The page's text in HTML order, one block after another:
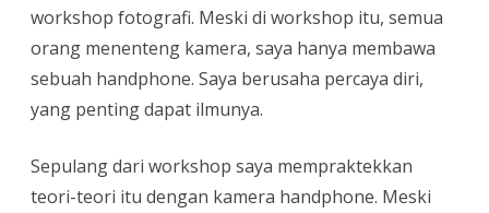
workshop fotografi. Meski di workshop itu, semua
orang menenteng kamera, saya hanya membawa
sebuah handphone. Saya berusaha percaya diri,
yang penting dapat ilmunya.
Sepulang dari workshop saya mempraktekkan
teori-teori itu dengan kamera handphone. Meski